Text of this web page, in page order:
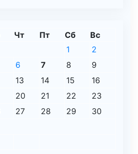
Чт Пт Сб Вс
1
2
6 7 8
9
13 14 15
16
20 21 22
23
27 28 29
30